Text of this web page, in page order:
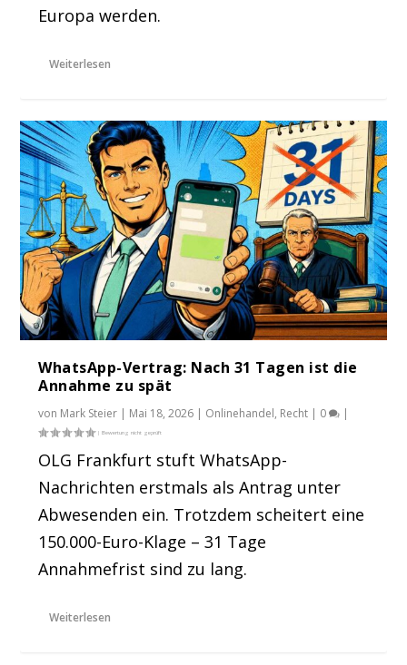
Europa werden.
Weiterlesen
WhatsApp-Vertrag: Nach 31 Tagen ist die
Annahme zu spät
von Mark Steier | Mai 18, 2026 | Onlinehandel, Recht | 0 |
OLG Frankfurt stuft WhatsApp-
Nachrichten erstmals als Antrag unter
Abwesenden ein. Trotzdem scheitert eine
150.000-Euro-Klage – 31 Tage
Annahmefrist sind zu lang.
Weiterlesen